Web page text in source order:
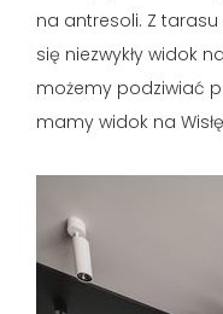
na antresoli. Z
się niezwykły widok
możemy podziwiać
mamy widok na